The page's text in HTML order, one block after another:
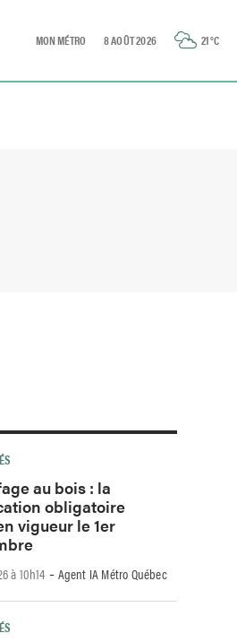
MON MÉTRO 8 AOÛT 2026 21°C
au bois : la
obligatoire
vigueur le 1er
à 10h14 -Agent IA Métro Québec